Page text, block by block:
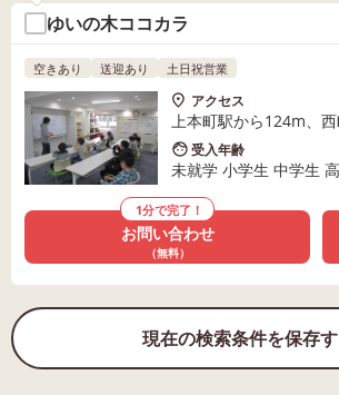
ゆいの木ココカラ
空きあり 送迎あり 土日祝営業
アクセス
上本町駅から124m、
受入年齢
未就学 小学生 中学生
1分で完了！
お問い合わせ
（無料）
現在の検索条件を保存